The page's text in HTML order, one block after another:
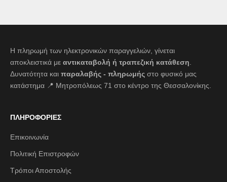
Η πληρωμή των ηλεκτρονικών παραγγελιών, γίνεται
αποκλειστικά με αντικαταβολή ή τραπεζική κατάθεση
Δυνατότητα και παραλαβής - πληρωμής στο φυσικό μας
κατάστημα 📍 Μητροπόλεως 71 στο κέντρο της Θεσσαλονίκης.
ΠΛΗΡΟΦΟΡΙΕΣ
Επικοινωνία
Πολιτική Επιστροφών
Τρόποι Αποστολής